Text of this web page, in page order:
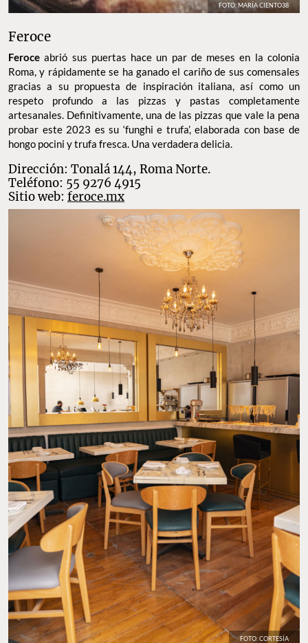
FOTO: MARÍA CIENTO38
Feroce
Feroce abrió sus puertas hace un par de meses en la colonia
Roma, y rápidamente se ha ganado el cariño de sus comensales
gracias a su propuesta de inspiración italiana, así como un
respeto profundo a las pizzas y pastas completamente
artesanales. Definitivamente, una de las pizzas que vale la pena
probar este 2023 es su ‘funghi e trufa’, elaborada con base de
hongo pocini y trufa fresca. Una verdadera delicia.
Dirección: Tonalá 144, Roma Norte.
Teléfono: 55 9276 4915
Sitio web: feroce.mx
FOTO: CORTESÍA